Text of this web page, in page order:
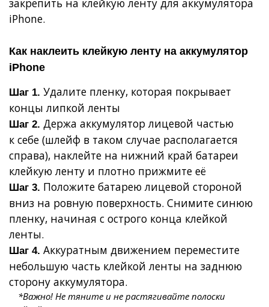
iPhone.
Как наклеить клейкую ленту на аккумулятор
iPhone
Шаг 1. Удалите пленку, которая покрывает
концы липкой ленты
Шаг 2. Держа аккумулятор лицевой частью
к себе (шлейф в таком случае располагается
справа), наклейте на нижний край батареи
клейкую ленту и плотно прижмите её
Шаг 3. Положите батарею лицевой стороной
вниз на ровную поверхность. Снимите синюю
пленку, начиная с острого конца клейкой
ленты.
Шаг 4. Аккуратным движением переместите
небольшую часть клейкой ленты на заднюю
сторону аккумулятора.
*Важно! Не тяните и не растягивайте полоски